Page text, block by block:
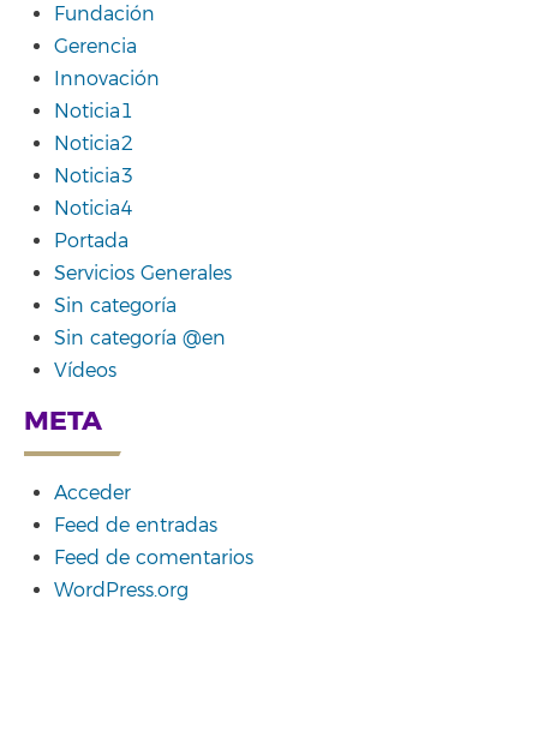
Fundación
Gerencia
Innovación
Noticia1
Noticia2
Noticia3
Noticia4
Portada
Servicios Generales
Sin categoría
Sin categoría @en
Vídeos
META
Acceder
Feed de entradas
Feed de comentarios
WordPress.org